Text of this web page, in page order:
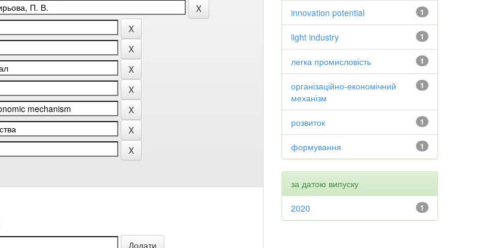
1
innovation potential
1
light industry
1
легка промисловість
1
організаційно-економічний
механізм
1
розвиток
1
формування
за датою випуску
1
2020